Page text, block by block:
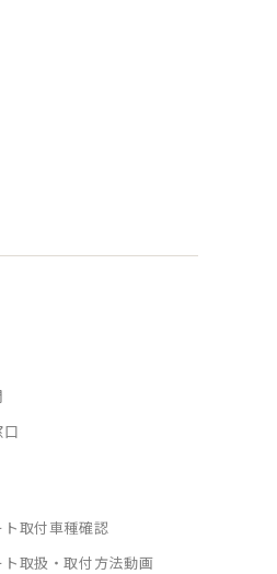
取付車種確認
取扱・取付方法動画